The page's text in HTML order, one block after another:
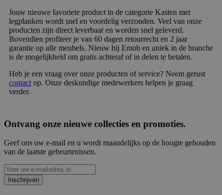
Jouw nieuwe favoriete product in de categorie Kasten met
legplanken wordt snel en voordelig verzonden. Veel van onze
producten zijn direct leverbaar en worden snel geleverd.
Bovendien profiteer je van 60 dagen retourrecht en 2 jaar
garantie op alle meubels. Nieuw bij Emob en uniek in de branche
is de mogelijkheid om gratis achteraf of in delen te betalen.
Heb je een vraag over onze producten of service? Neem gerust
contact op. Onze deskundige medewerkers helpen je graag
verder.
Ontvang onze nieuwe collecties en promoties.
Geef ons uw e-mail en u wordt maandelijks op de hoogte gehouden
van de laatste gebeurtenissen.
Inschrijven